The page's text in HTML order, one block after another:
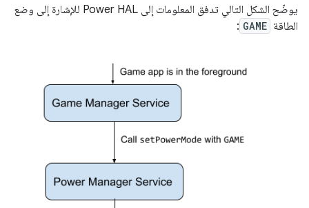
يوضّح الشكل التالي تدفق المعلومات إلى Power HAL للإشارة إلى وضع
الطاقة GAME
: